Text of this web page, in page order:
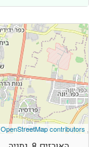
OpenStreetMap contributors